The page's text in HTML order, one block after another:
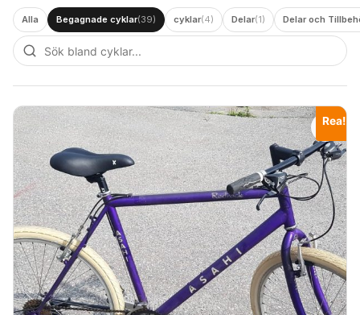
Alla Begagnade cyklar(39) cyklar(4) Delar(1) Delar och
Rea!